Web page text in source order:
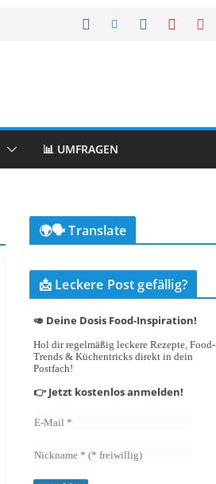
📊 UMFRAGEN
🌍🗣️ Translate
📩 Leckere Post gefällig?
🥑 Deine Dosis Food-Inspiration!
Hol dir regelmäßig leckere Rezepte, Food-
Trends & Küchentricks direkt in dein
Postfach!
👉 Jetzt kostenlos anmelden!